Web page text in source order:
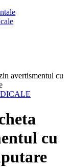
avertismentul cu
cu